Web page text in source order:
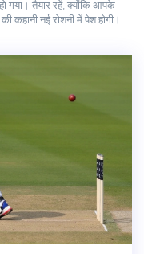
गया। तैयार रहें, क्योंकि आपके
कहानी नई रोशनी में पेश होगी।